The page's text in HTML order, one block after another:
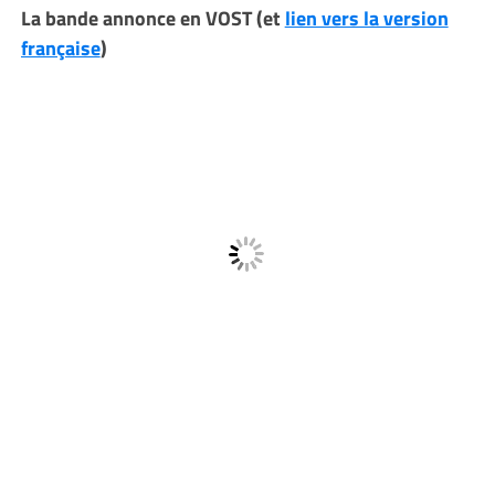
La bande annonce en VOST (et lien vers la version
française)